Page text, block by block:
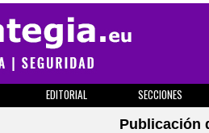
EDITORIAL SECCIONES
Publicación